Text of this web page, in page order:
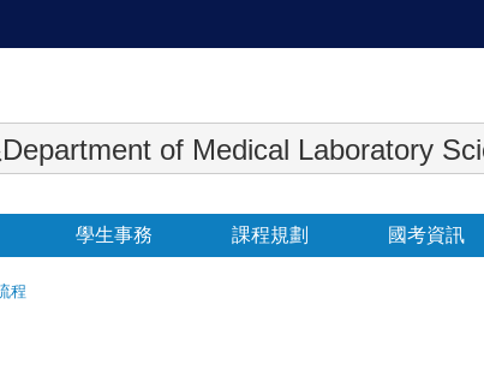
of Medical Laboratory
學生事務 課程規劃 國考資訊
程